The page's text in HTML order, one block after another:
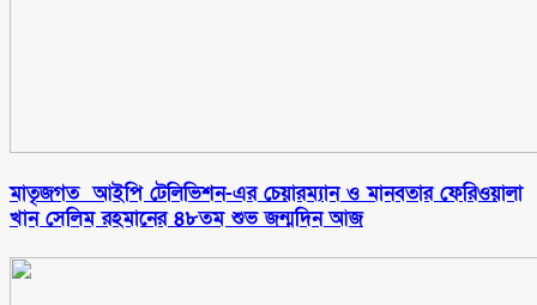
মাতৃজগত আইপি টেলিভিশন-এর চেয়ারম্যান ও মানবতার ফেরিওয়ালা
খান সেলিম রহমানের ৪৮তম শুভ জন্মদিন আজ